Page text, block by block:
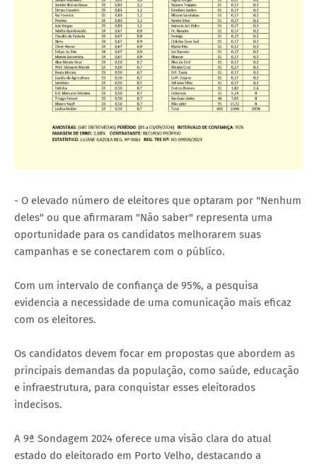
- O elevado número de eleitores que optaram por "Nenhum
deles" ou que afirmaram "Não saber" representa uma
oportunidade para os candidatos melhorarem suas
campanhas e se conectarem com o público.
Com um intervalo de confiança de 95%, a pesquisa
evidencia a necessidade de uma comunicação mais eficaz
com os eleitores.
Os candidatos devem focar em propostas que abordem as
principais demandas da população, como saúde, educação
e infraestrutura, para conquistar esses eleitorados
indecisos.
A 9ª Sondagem 2024 oferece uma visão clara do atual
estado do eleitorado em Porto Velho, destacando a